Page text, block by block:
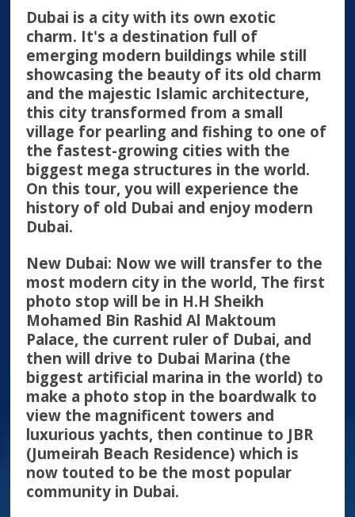
Dubai is a city with its own exotic
charm. It's a destination full of
emerging modern buildings while still
showcasing the beauty of its old charm
and the majestic Islamic architecture,
this city transformed from a small
village for pearling and fishing to one of
the fastest-growing cities with the
biggest mega structures in the world.
On this tour, you will experience the
history of old Dubai and enjoy modern
Dubai.
New Dubai: Now we will transfer to the
most modern city in the world, The first
photo stop will be in H.H Sheikh
Mohamed Bin Rashid Al Maktoum
Palace, the current ruler of Dubai, and
then will drive to Dubai Marina (the
biggest artificial marina in the world) to
make a photo stop in the boardwalk to
view the magnificent towers and
luxurious yachts, then continue to JBR
(Jumeirah Beach Residence) which is
now touted to be the most popular
community in Dubai.